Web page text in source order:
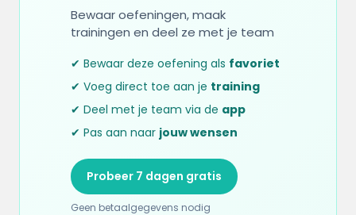
Bewaar oefeningen, maak
trainingen en deel ze met je team
✔ Bewaar deze oefening als favoriet
✔ Voeg direct toe aan je training
✔ Deel met je team via de app
✔ Pas aan naar jouw wensen
Probeer 7 dagen gratis
Geen betaalgegevens nodig